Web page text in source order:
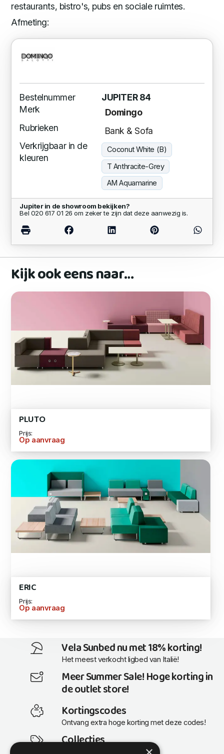
restaurants, bistro's, pubs en sociale ruimtes.
Afmeting:
Bestelnummer
JUPITER 84
Merk
Domingo
Rubrieken
Bank & Sofa
Verkrijgbaar in de
kleuren
Coconut White (B)
T Anthracite-Grey
AM Aquamarine
Jupiter in de showroom bekijken?
Bel 020 617 01 26 om zeker te zijn dat deze aanwezig is.
Kijk ook eens naar…
PLUTO
Prijs:
Op aanvraag
ERIC
Prijs:
Op aanvraag
Vela Sunbed nu met 18% korting!
Het meest verkocht ligbed van Italië!
Meer Summer Sale! Hoge korting in
de outlet store!
Kortingscodes
Ontvang extra hoge korting met deze codes!
Collecties
Actuele en populaire collecties